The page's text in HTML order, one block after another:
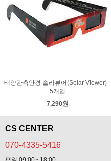
태양관측안경 솔라뷰어(Solar Viewer) -
5개입
7,290원
CS CENTER
070-4335-5416